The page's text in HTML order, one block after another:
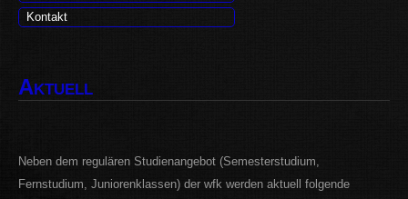
Kontakt
Aktuell
Neben dem regulären Studienangebot (Semesterstudium,
Fernstudium, Juniorenklassen) der wfk werden aktuell folgende